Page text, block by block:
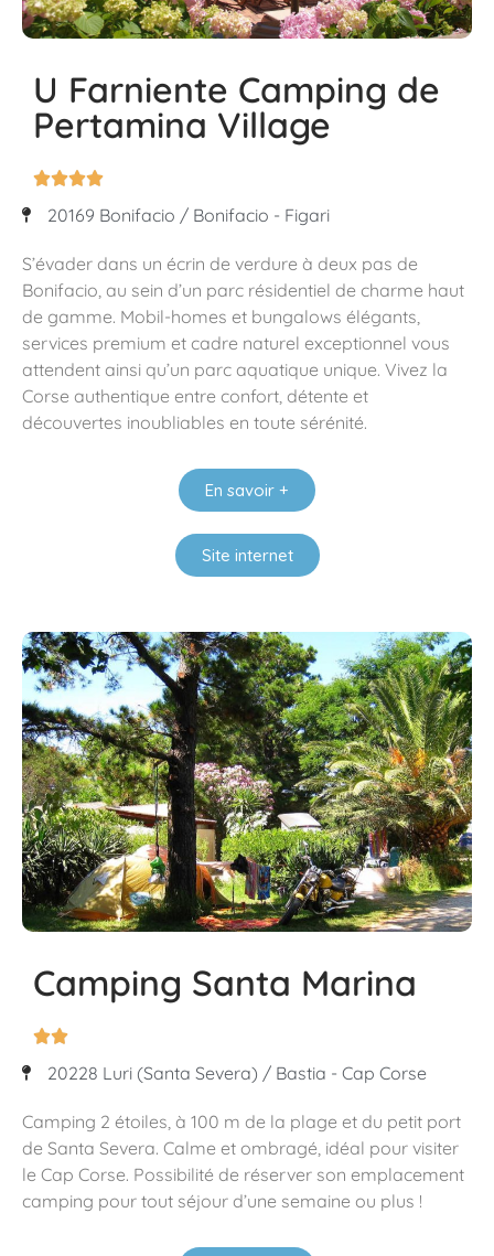
U Farniente Camping de
Pertamina Village

20169 Bonifacio / Bonifacio - Figari
S’évader dans un écrin de verdure à deux pas de
Bonifacio, au sein d’un parc résidentiel de charme haut
de gamme. Mobil-homes et bungalows élégants,
services premium et cadre naturel exceptionnel vous
attendent ainsi qu’un parc aquatique unique. Vivez la
Corse authentique entre confort, détente et
découvertes inoubliables en toute sérénité.
En savoir +
Site internet
Camping Santa Marina

20228 Luri (Santa Severa) / Bastia - Cap Corse
Camping 2 étoiles, à 100 m de la plage et du petit port
de Santa Severa. Calme et ombragé, idéal pour visiter
le Cap Corse. Possibilité de réserver son emplacement
camping pour tout séjour d’une semaine ou plus !